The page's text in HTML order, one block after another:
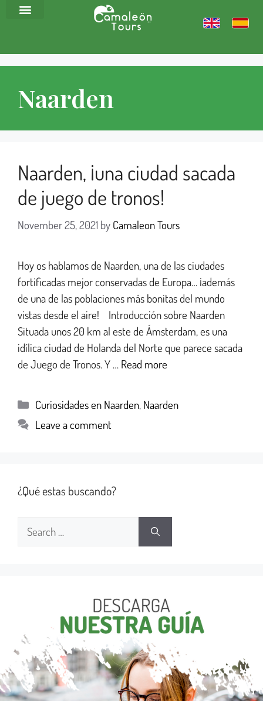
Naarden
Naarden, ¡una ciudad sacada
de juego de tronos!
November 25, 2021 by Camaleon Tours
Hoy os hablamos de Naarden, una de las ciudades
fortificadas mejor conservadas de Europa… ¡además
de una de las poblaciones más bonitas del mundo
vistas desde el aire! Introducción sobre Naarden
Situada unos 20 km al este de Ámsterdam, es una
idílica ciudad de Holanda del Norte que parece sacada
de Juego de Tronos. Y … Read more
Curiosidades en Naarden, Naarden
Leave a comment
¿Qué estas buscando?